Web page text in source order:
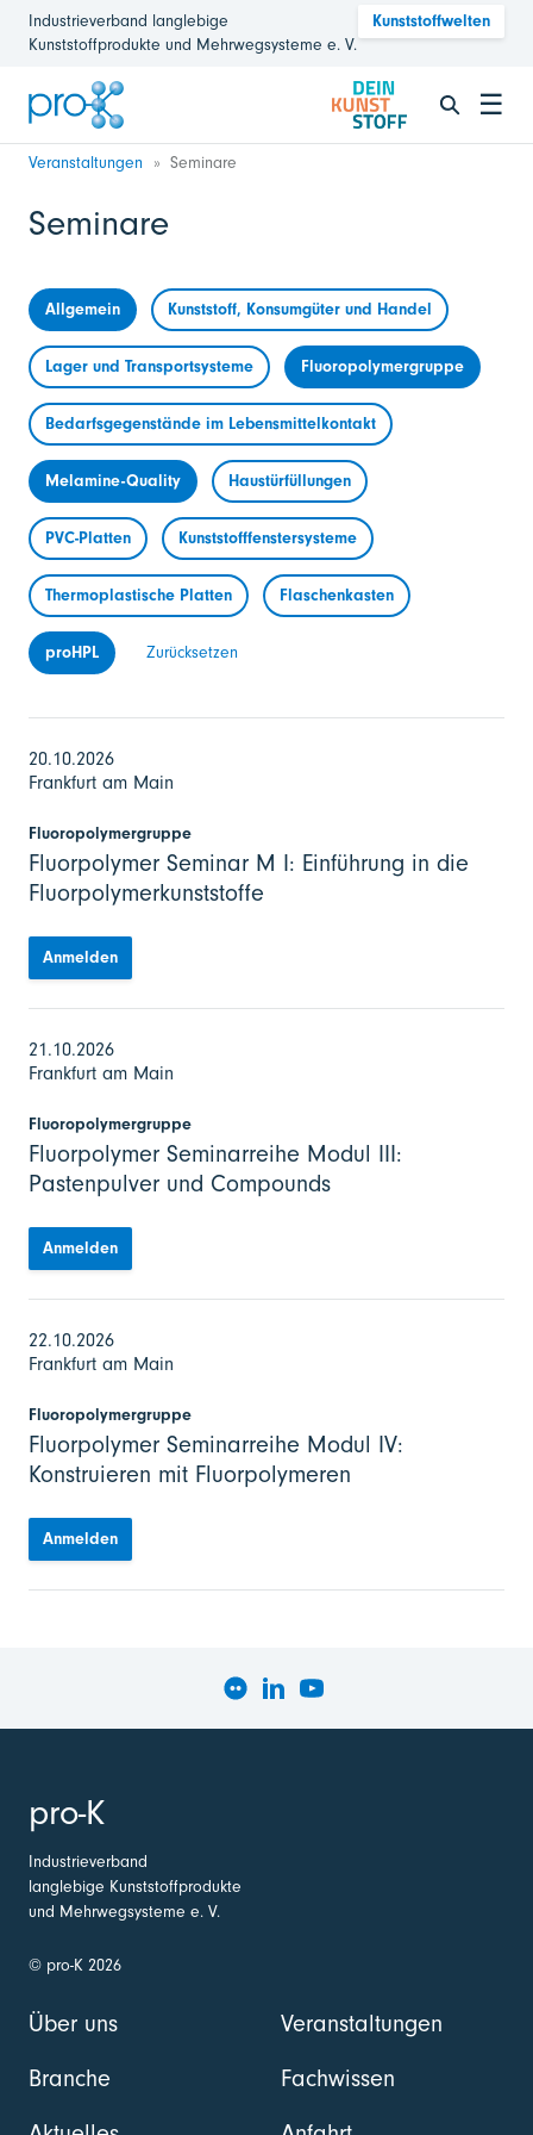
Industrieverband langlebige
Kunststoffprodukte und Mehrwegsysteme e. V.
Kunststoffwelten
☰
Veranstaltungen Seminare
Seminare
Allgemein Kunststoff, Konsumgüter und Handel
Lager und Transportsysteme Fluoropolymergruppe
Bedarfsgegenstände im Lebensmittelkontakt
Melamine-Quality Haustürfüllungen
PVC-Platten Kunststofffenstersysteme
Thermoplastische Platten Flaschenkasten
proHPL Zurücksetzen
20.10.2026
Frankfurt am Main
Fluoropolymergruppe
Fluorpolymer Seminar M I: Einführung in die
Fluorpolymerkunststoffe
Anmelden
21.10.2026
Frankfurt am Main
Fluoropolymergruppe
Fluorpolymer Seminarreihe Modul III:
Pastenpulver und Compounds
Anmelden
22.10.2026
Frankfurt am Main
Fluoropolymergruppe
Fluorpolymer Seminarreihe Modul IV:
Konstruieren mit Fluorpolymeren
Anmelden
pro-K
Industrieverband
langlebige Kunststoffprodukte
und Mehrwegsysteme e. V.
© pro-K 2026
Über uns
Branche
Veranstaltungen
Fachwissen